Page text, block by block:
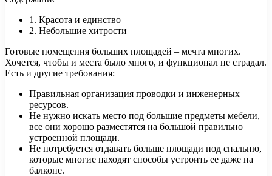
1. Красота и единство
2. Небольшие хитрости
Готовые помещения больших площадей – мечта многих.
Хочется, чтобы и места было много, и функционал не страдал.
Есть и другие требования:
Правильная организация проводки и инженерных
ресурсов.
Не нужно искать место под большие предметы мебели,
все они хорошо разместятся на большой правильно
устроенной площади.
Не потребуется отдавать больше площади под спальню,
которые многие находят способы устроить ее даже на
балконе.